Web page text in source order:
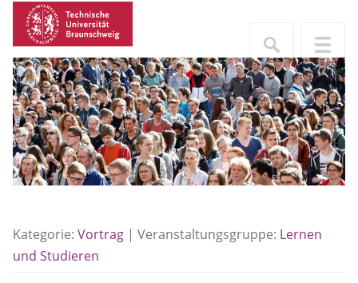
Kategorie: Vortrag | Veranstaltungsgruppe: Lernen
und Studieren